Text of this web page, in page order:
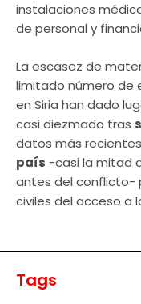
instalaciones
de personal y
La escasez de
limitado número de
en Siria han dado
casi diezmado tras
datos más
país -casi la mitad
antes del conflicto-
civiles del acceso a
Tags